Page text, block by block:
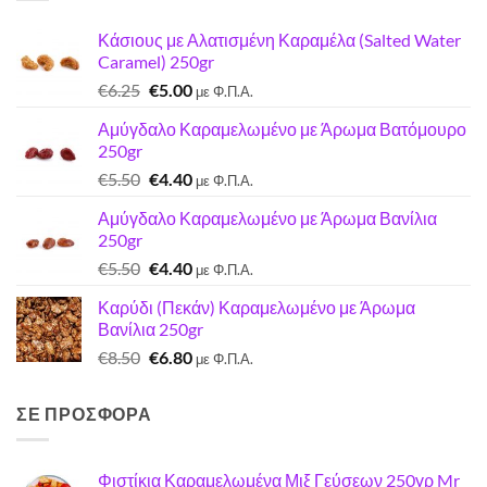
Κάσιους με Αλατισμένη Καραμέλα (Salted Water
Caramel) 250gr
€6.25 Original
was:
€5.00Η
τιμή
€5.00.
με Φ.Π.Α.
Αμύγδαλο Καραμελωμένο με Άρωμα Βατόμουρο
250gr
€5.50 Original
was:
€4.40Η
τιμή
€4.40.
με Φ.Π.Α.
Αμύγδαλο Καραμελωμένο με Άρωμα Βανίλια
250gr
€5.50 Original
was:
€5.50.
€4.40Η
τιμή
είναι:
€4.40.
με Φ.Π.Α.
Καρύδι (Πεκάν) Καραμελωμένο με Άρωμα
Βανίλια 250gr
€8.50 Original
€8.50.
€6.80Ημε Φ.Π.Α.
ΣΕ ΠΡΟΣΦΟΡΑ
Φιστίκια Καραμελωμένα Μιξ Γεύσεων 250γρ Mr